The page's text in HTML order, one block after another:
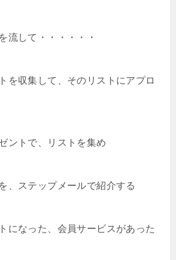
流して・・・・・・
を収集して、そのリストにアプロ
ントで、リストを集め
、ステップメールで紹介する
になった、会員サービスがあった